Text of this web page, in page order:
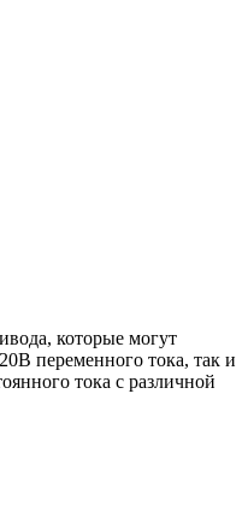
которые могут
переменного тока, так и
тока с различной